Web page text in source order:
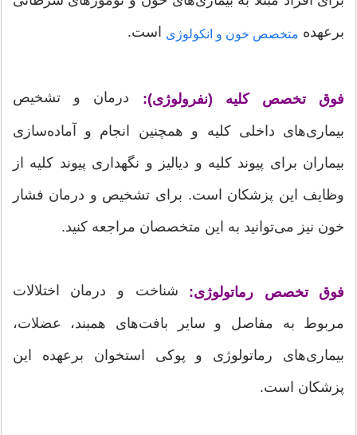
برعهده متخصص خون و انکولوژی است.
فوق تخصص کلیه (نفرولوژی): درمان و تشخیص
بیماری‌های داخلی کلیه و همچنین انجام و آماده‌سازی
بیماران برای پیوند کلیه و دیالیز و نگهداری پیوند کلیه از
وظایف این پزشکان است. برای تشخیص و درمان فشار
خون نیز می‌توانید به این متخصصان مراجعه کنید.
فوق تخصص رماتولوژی: شناخت و درمان اختلالات
مربوط به مفاصل و سایر بافت‌های همبند، عضلات،
بیماری‌های رماتولوژی و پوکی استخوان برعهده این
پزشکان است.